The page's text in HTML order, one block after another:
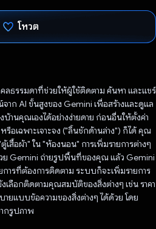
โหวต
ลธรรมดาที่ช่วยให้ผู้ใช้ติดตาม ค้นหา และแชร์
าก AI ขั้นสูงของ Gemini เพื่อสร้างและดูแล
นคุณเองได้อย่างง่ายดาย ก่อนอื่นให้ตั้งค่า
รือเฉพาะเจาะจง ("ลิ้นชักด้านล่าง") ก็ได้ คุณ
สื้อผ้า" ใน "ห้องนอน" การเพิ่มรายการต่างๆ
ย Gemini ถ่ายรูปพื้นที่ของคุณ แล้ว Gemini
ารที่ต้องการติดตาม ระบบก็จะเพิ่มรายการ
ลือกติดตามคุณสมบัติของสิ่งต่างๆ เช่น ราคา
ยแบบข้อความของสิ่งต่างๆ ได้ด้วย โดย
กรูปภาพ